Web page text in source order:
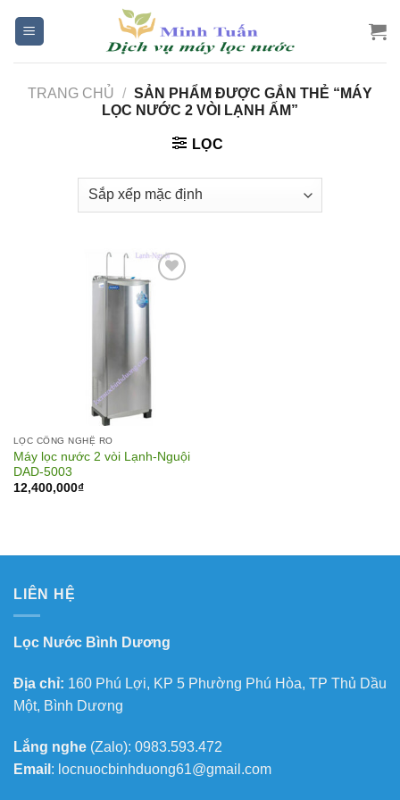
TRANG CHỦ / SẢN PHẨM ĐƯỢC GẮN THẺ “MÁY
LỌC NƯỚC 2 VÒI LẠNH ẤM”
LỌC
LỌC CÔNG NGHỆ RO
Máy lọc nước 2 vòi Lạnh-Nguội
DAD-5003
12,400,000₫
LIÊN HỆ
Lọc Nước Bình Dương
Địa chỉ: 160 Phú Lợi, KP 5 Phường Phú Hòa, TP Thủ Dầu
Một, Bình Dương
Lắng nghe (Zalo): 0983.593.472
Email : locnuocbinhduong61@gmail.com